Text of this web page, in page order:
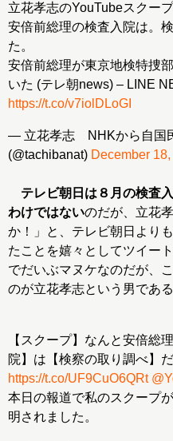
立花孝志のYouTubeスクー
安倍前総理の検査入院は。
た。
安倍前総理が東京地検特捜
いた (テレ朝news) – LINE
https://t.co/v7iolDLoGI
— 立花孝志 NHKから自国
(@tachibanat) December
テレビ朝日は８月の検査
わけではないのだが、立花
か！」と、テレビ朝日より
たことを嬉々としてツイー
でだいぶマヌケなのだが、
のが立花孝志という男である
【スクープ】なんと安倍総
院】は【検察の取り調べ】
https://t.co/UF9CuO6QRt
本日の報道で私のスクープ
明されました。